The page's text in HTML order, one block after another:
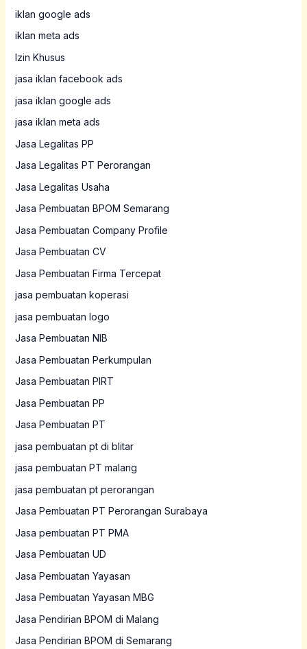
iklan google ads
iklan meta ads
Izin Khusus
jasa iklan facebook ads
jasa iklan google ads
jasa iklan meta ads
Jasa Legalitas PP
Jasa Legalitas PT Perorangan
Jasa Legalitas Usaha
Jasa Pembuatan BPOM Semarang
Jasa Pembuatan Company Profile
Jasa Pembuatan CV
Jasa Pembuatan Firma Tercepat
jasa pembuatan koperasi
jasa pembuatan logo
Jasa Pembuatan NIB
Jasa Pembuatan Perkumpulan
Jasa Pembuatan PIRT
Jasa Pembuatan PP
Jasa Pembuatan PT
jasa pembuatan pt di blitar
jasa pembuatan PT malang
jasa pembuatan pt perorangan
Jasa Pembuatan PT Perorangan Surabaya
Jasa pembuatan PT PMA
Jasa Pembuatan UD
Jasa Pembuatan Yayasan
Jasa Pembuatan Yayasan MBG
Jasa Pendirian BPOM di Malang
Jasa Pendirian BPOM di Semarang